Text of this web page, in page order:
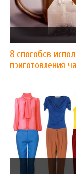
8 способов
приготовления